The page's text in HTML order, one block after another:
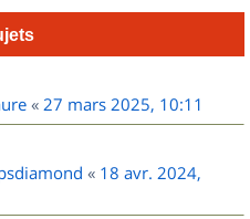
« 27 mars 2025, 10:11
« 18 avr. 2024,